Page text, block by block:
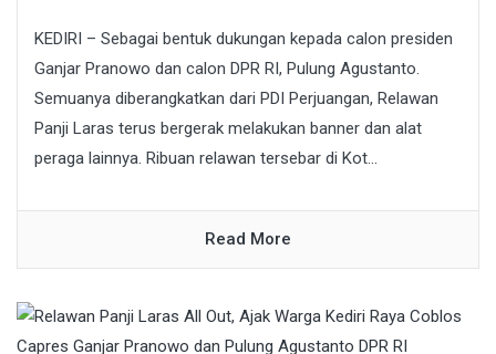
KEDIRI – Sebagai bentuk dukungan kepada calon presiden
Ganjar Pranowo dan calon DPR RI, Pulung Agustanto.
Semuanya diberangkatkan dari PDI Perjuangan, Relawan
Panji Laras terus bergerak melakukan banner dan alat
peraga lainnya. Ribuan relawan tersebar di Kot...
Read More